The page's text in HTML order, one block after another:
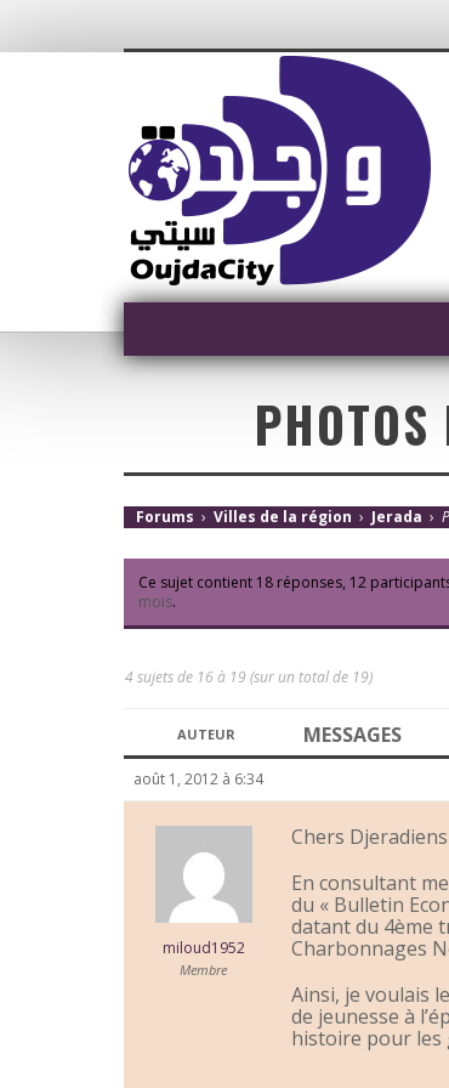
PHOTOS
Forums › Villes de la région › Jerada ›
Ce sujet contient 18 réponses, 12
mois.
4 sujets de 16 à 19 (sur un total de 19)
AUTEUR MESSAGES
août 1, 2012 à 6:34
miloud1952
Membre
Chers
En consultant
du « Bulletin
datant du 4ème
Charbonnages
Ainsi, je voulais
de jeunesse à
histoire pour